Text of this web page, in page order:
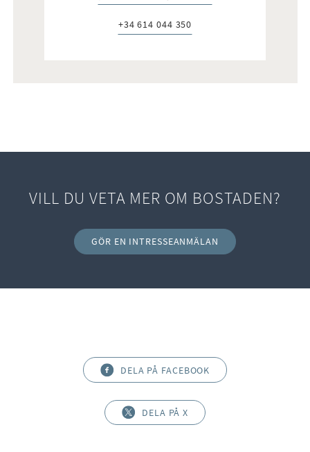
Telefon:
+34 614 044 350
VILL DU VETA MER OM BOSTADEN?
GÖR EN INTRESSEANMÄLAN
DELA PÅ FACEBOOK
DELA PÅ X